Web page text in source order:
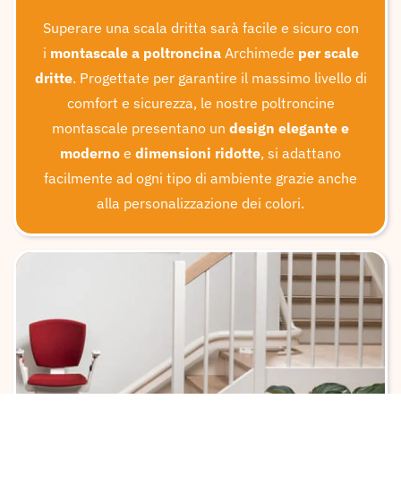
Superare una scala dritta sarà facile e sicuro con
i montascale a poltroncinaArchimede per scale
dritte. Progettate per garantire il massimo livello di
comfort e sicurezza, le nostre poltroncine
montascale presentano un design elegante e
moderno e dimensioni ridotte, si adattano
facilmente ad ogni tipo di ambiente grazie anche
alla personalizzazione dei colori.